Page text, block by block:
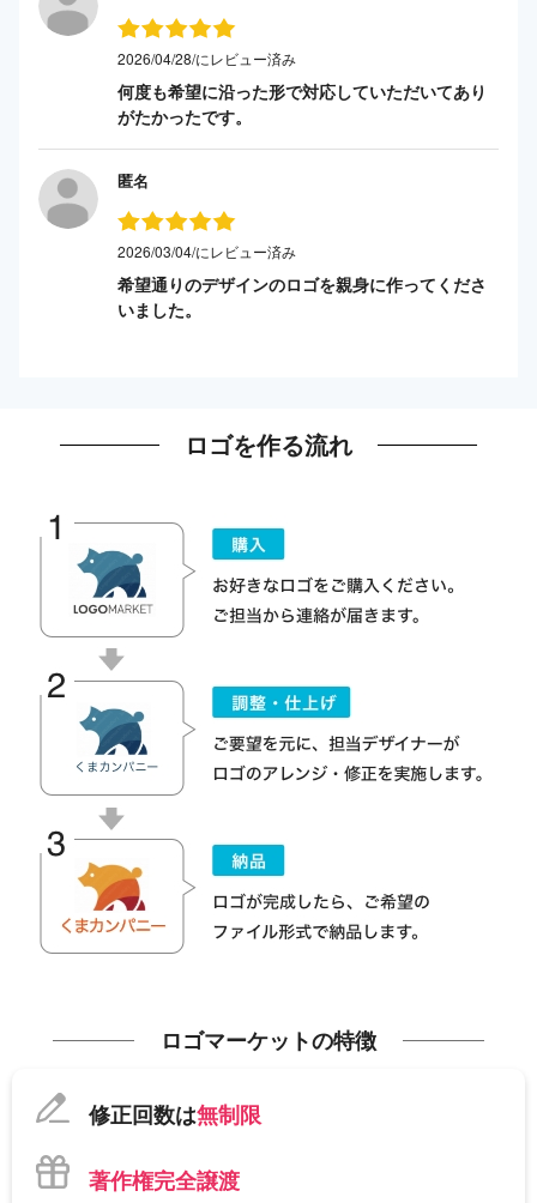
2026/04/28/にレビュー済み
何度も希望に沿った形で対応していただいてあり
がたかったです。
匿名
2026/03/04/にレビュー済み
希望通りのデザインのロゴを親身に作ってくださ
いました。
ロゴを作る流れ
ロゴマーケットの特徴
修正回数は無制限
著作権完全譲渡